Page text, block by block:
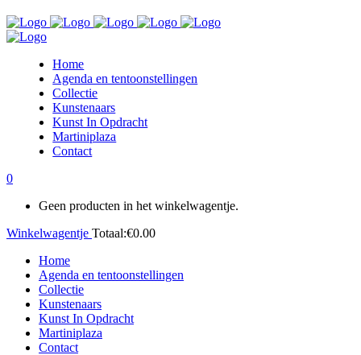
Home
Agenda en tentoonstellingen
Collectie
Kunstenaars
Kunst In Opdracht
Martiniplaza
Contact
0
Geen producten in het winkelwagentje.
Winkelwagentje Totaal:€0.00
Home
Agenda en tentoonstellingen
Collectie
Kunstenaars
Kunst In Opdracht
Martiniplaza
Contact